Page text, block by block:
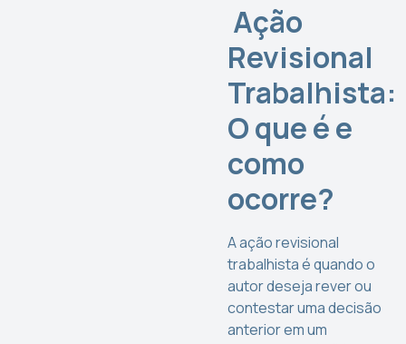
Ação
Revisional
Trabalhista:
O que é e
como
ocorre?
A ação revisional
trabalhista é quando o
autor deseja rever ou
contestar uma decisão
anterior em um